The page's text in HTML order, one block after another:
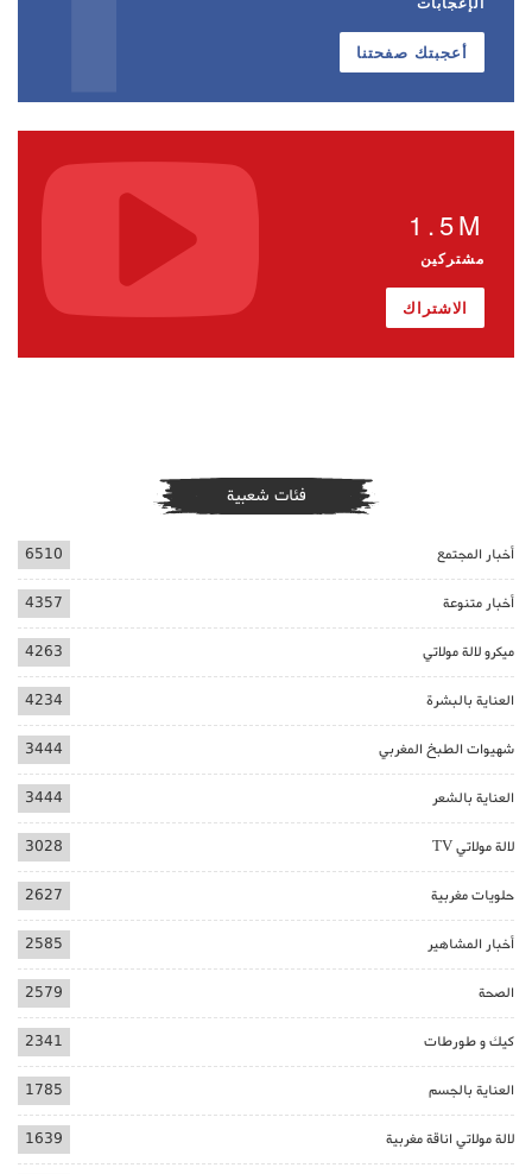
أعجبتك صفحتنا
1.5M
مشتركين
الاشتراك
فئات شعبية
أخبار المجتمع 6510
أخبار متنوعة 4357
ميكرو لالة مولاتي 4263
العناية بالبشرة 4234
شهيوات الطبخ المغربي 3444
العناية بالشعر 3444
لالة مولاتي TV 3028
حلويات مغربية 2627
أخبار المشاهير 2585
الصحة 2579
كيك و طورطات 2341
العناية بالجسم 1785
لالة مولاتي اناقة مغربية 1639